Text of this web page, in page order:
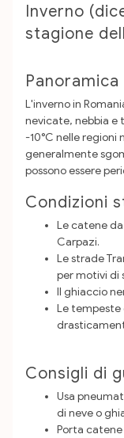
Inverno
stagione
L'inverno in
nevicate, nebbia e
-10°C nelle regioni
generalmente
possono essere
Condizioni
Le catene da
Carpazi.
Le strade
per motivi di
Il ghiaccio
Le tempeste
Consigli di
Usa
di neve o
Porta